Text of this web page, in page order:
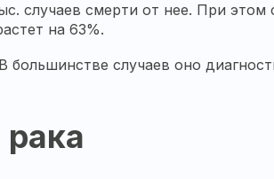
случаев смерти от нее. При этом
на 63%.
большинстве случаев оно